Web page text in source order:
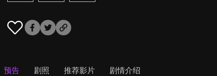
预告 剧照 推荐影片 剧情介绍